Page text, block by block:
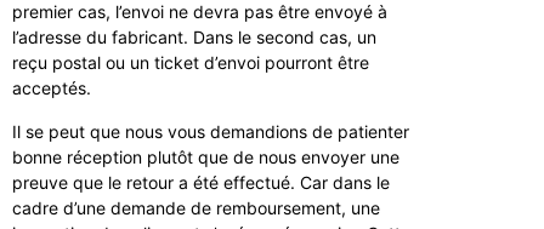
premier cas, l’envoi ne devra pas être envoyé à
l’adresse du fabricant. Dans le second cas, un
reçu postal ou un ticket d’envoi pourront être
acceptés.
Il se peut que nous vous demandions de patienter
bonne réception plutôt que de nous envoyer une
preuve que le retour a été effectué. Car dans le
cadre d’une demande de remboursement, une